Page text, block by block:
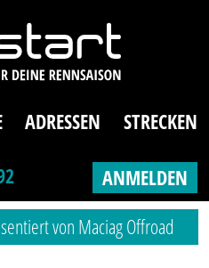
ADRESSEN
STRECKEN
ANMELDEN
von Maciag Offroad